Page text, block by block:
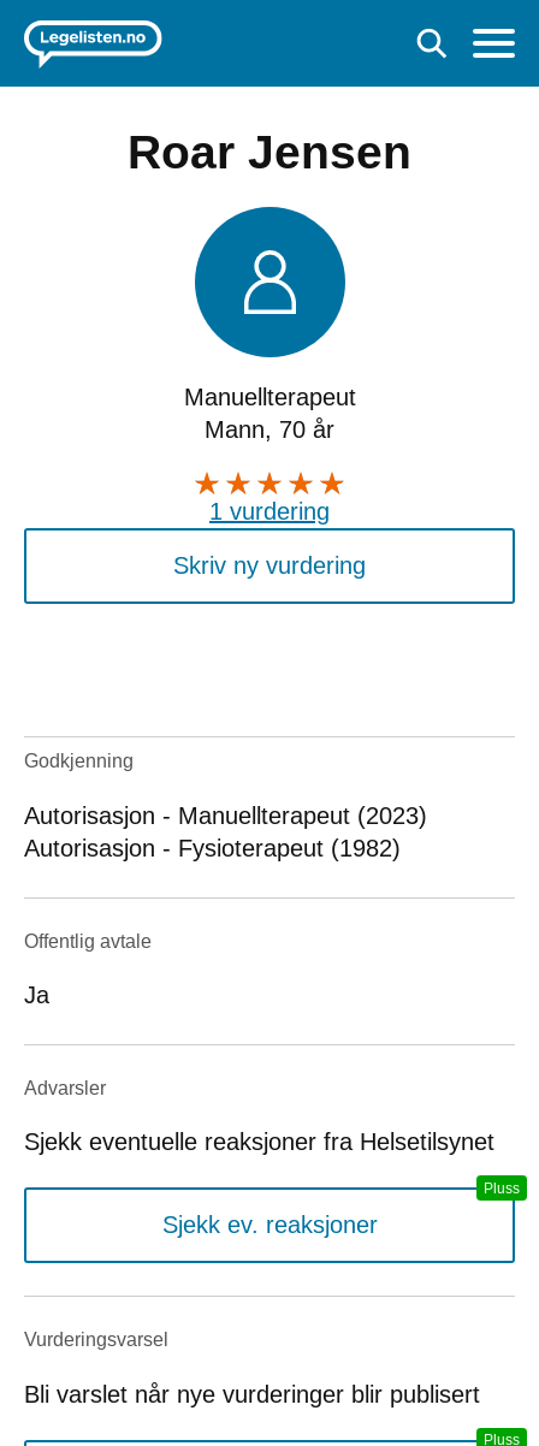
Roar Jensen
Manuellterapeut
Mann, 70 år
1 vurdering
Skriv ny vurdering
Godkjenning
Autorisasjon - Manuellterapeut (2023)
Autorisasjon - Fysioterapeut (1982)
Offentlig avtale
Ja
Advarsler
Sjekk eventuelle reaksjoner fra Helsetilsynet
Sjekk ev. reaksjoner
Vurderings­varsel
Bli varslet når nye vurderinger blir publisert